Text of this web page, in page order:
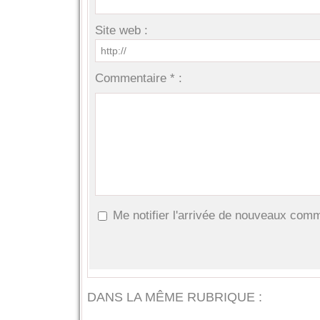
Site web :
Commentaire * :
Me notifier l'arrivée de nouveaux
DANS LA MÊME RUBRIQUE :